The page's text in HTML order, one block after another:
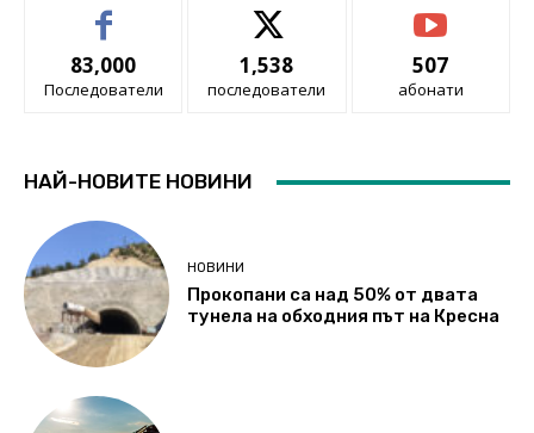
83,000
Последователи
1,538
последователи
507
абонати
НАЙ-НОВИТЕ НОВИНИ
НОВИНИ
Прокопани са над 50% от двата
тунела на обходния път на Кресна